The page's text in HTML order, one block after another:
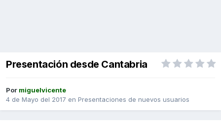
Presentación desde Cantabria
Por miguelvicente
4 de Mayo del 2017 en Presentaciones de nuevos usuarios